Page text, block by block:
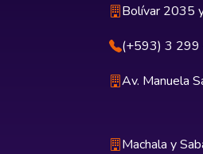
Bolívar 2035
(+593) 3
Av. Manuela
Machala y